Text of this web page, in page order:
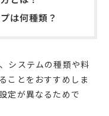
は何種類？
システムの種類や料
ことをおすすめしま
定が異なるためで